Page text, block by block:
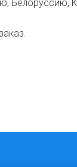
Белоруссию,